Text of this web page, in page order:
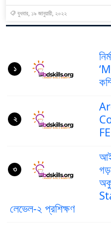
বুধবার, ১৯ জানুয়ারী, ২০২২
১
২
লেভেল-২ প্রশিক্ষণ
৩